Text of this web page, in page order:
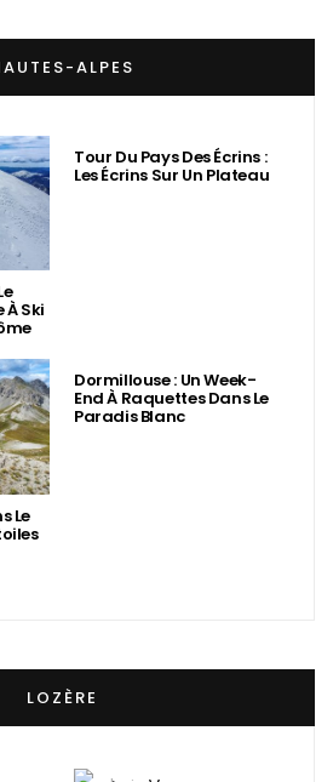
ALPES
À Ski
Tour Du Pays Des Écrins :
Les Écrins Sur Un Plateau
Le
Dormillouse : Un Week-
End À Raquettes Dans Le
Paradis Blanc
LOZÈRE